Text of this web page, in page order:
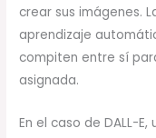
crear sus imágenes.
aprendizaje
compiten entre sí
asignada.
En el caso de DALL-